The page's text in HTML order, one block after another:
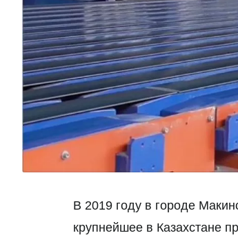
В 2019 году в городе
крупнейшее в Казахстане